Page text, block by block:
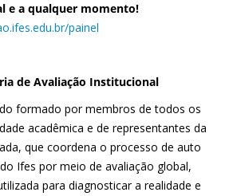
e a qualquer momento!
painel
de Avaliação Institucional
formado por membros de todos os
acadêmica e de representantes da
que coordena o processo de auto
Ifes por meio de avaliação global,
para diagnosticar a realidade e